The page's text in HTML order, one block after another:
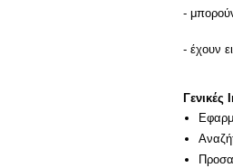
-
- έχουν
Γενικές